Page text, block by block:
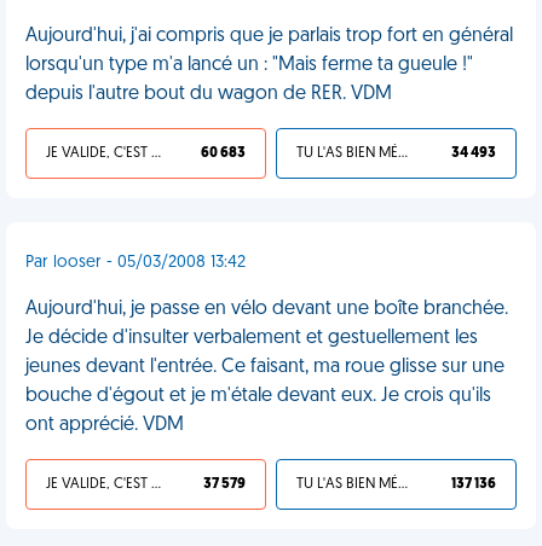
Aujourd'hui, j'ai compris que je parlais trop fort en général
lorsqu'un type m'a lancé un : "Mais ferme ta gueule !"
depuis l'autre bout du wagon de RER. VDM
JE VALIDE, C'EST UNE VDM 60 683 TU L'AS BIEN MÉRITÉ 34 493
Par looser - 05/03/2008 13:42
Aujourd'hui, je passe en vélo devant une boîte branchée.
Je décide d'insulter verbalement et gestuellement les
jeunes devant l'entrée. Ce faisant, ma roue glisse sur une
bouche d'égout et je m'étale devant eux. Je crois qu'ils
ont apprécié. VDM
JE VALIDE, C'EST UNE VDM 37 579 TU L'AS BIEN MÉRITÉ 137 136